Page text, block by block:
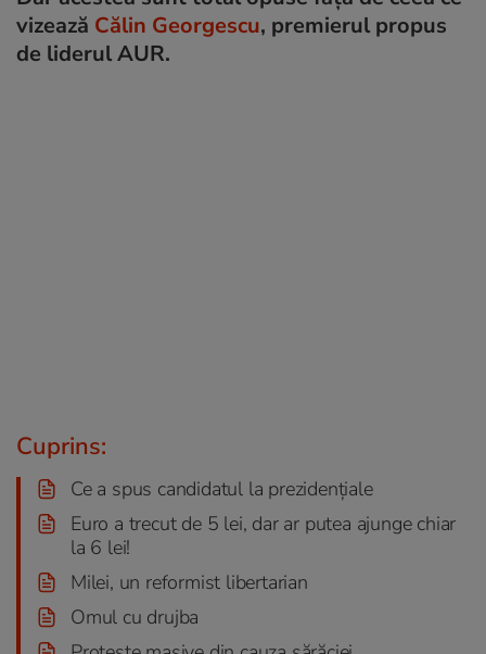
vizează Călin Georgescu, premierul propus
de liderul AUR.
Cuprins:
Ce a spus candidatul la prezidențiale
Euro a trecut de 5 lei, dar ar putea ajunge chiar
la 6 lei!
Milei, un reformist libertarian
Omul cu drujba